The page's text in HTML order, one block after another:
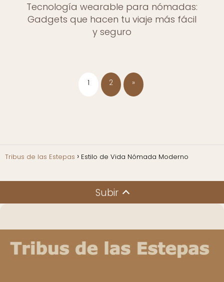
Tecnología wearable para nómadas:
Gadgets que hacen tu viaje más fácil
y seguro
1 2 »
Tribus de las Estepas Estilo de Vida Nómada Moderno
Subir